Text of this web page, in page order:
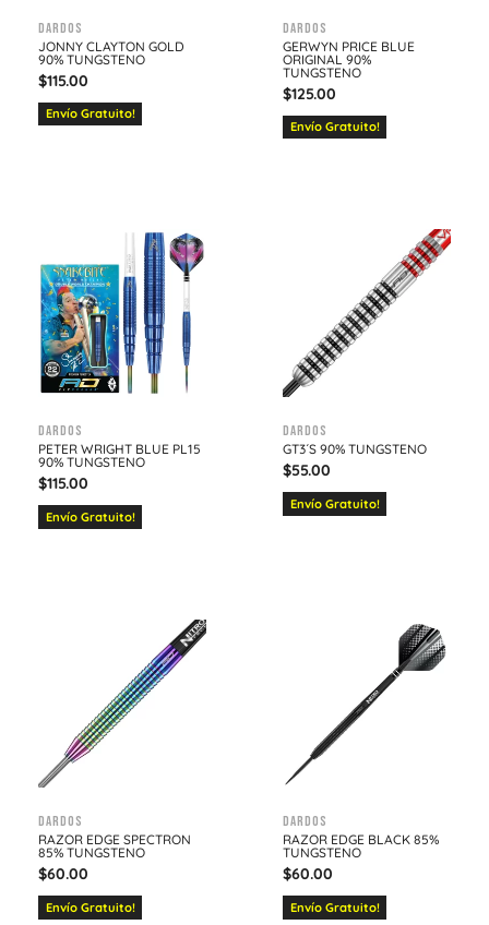
Dardos
JONNY CLAYTON GOLD
90% TUNGSTENO
$115.00
Envío Gratuito!
Dardos
GERWYN PRICE BLUE
ORIGINAL 90%
TUNGSTENO
$125.00
Envío Gratuito!
Dardos
PETER WRIGHT BLUE PL15
90% TUNGSTENO
$115.00
Envío Gratuito!
Dardos
GT3´S 90% TUNGSTENO
$55.00
Envío Gratuito!
Dardos
RAZOR EDGE SPECTRON
85% TUNGSTENO
$60.00
Envío Gratuito!
Dardos
RAZOR EDGE BLACK 85%
TUNGSTENO
$60.00
Envío Gratuito!